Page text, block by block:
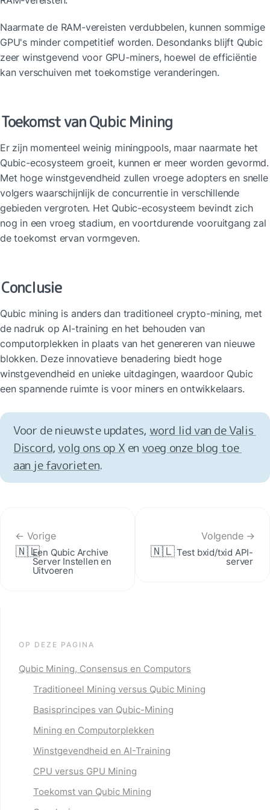
Naarmate de RAM-vereisten verdubbelen, kunnen sommige
GPU's minder competitief worden. Desondanks blijft Qubic
zeer winstgevend voor GPU-miners, hoewel de efficiëntie
kan verschuiven met toekomstige veranderingen.
Toekomst van Qubic Mining
Er zijn momenteel weinig miningpools, maar naarmate het
Qubic-ecosysteem groeit, kunnen er meer worden gevormd.
Met hoge winstgevendheid zullen vroege adopters en snelle
volgers waarschijnlijk de concurrentie in verschillende
gebieden vergroten. Het Qubic-ecosysteem bevindt zich
nog in een vroeg stadium, en voortdurende vooruitgang zal
de toekomst ervan vormgeven.
Conclusie
Qubic mining is anders dan traditioneel crypto-mining, met
de nadruk op AI-training en het behouden van
computorplekken in plaats van het genereren van nieuwe
blokken. Deze innovatieve benadering biedt hoge
winstgevendheid en unieke uitdagingen, waardoor Qubic
een spannende ruimte is voor miners en ontwikkelaars.
Voor de nieuwste updates, word lid van de Valis
Discord, volg ons op X en voeg onze blog toe
aan je favorieten.
← Vorige
🇳🇱Een Qubic Archive
Server Instellen en
Uitvoeren
Volgende →
🇳🇱Test bxid/txid API-
server
OP DEZE PAGINA
Qubic Mining, Consensus en Computors
Traditioneel Mining versus Qubic Mining
Basisprincipes van Qubic-Mining
Mining en Computorplekken
Winstgevendheid en AI-Training
CPU versus GPU Mining
Toekomst van Qubic Mining